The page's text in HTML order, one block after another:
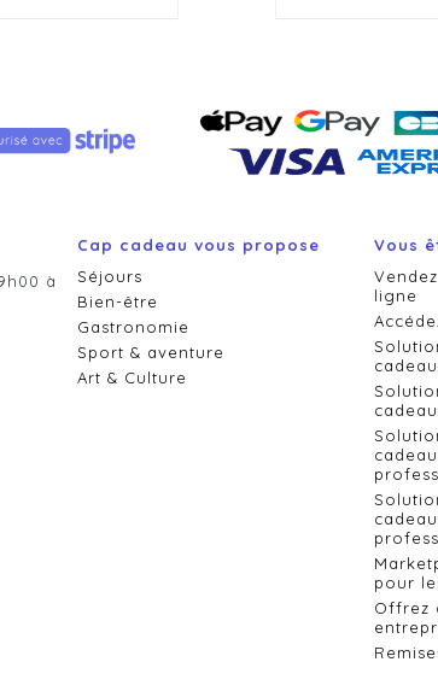
à
Cap cadeau vous propose
Séjours
Bien-être
Gastronomie
Sport & aventure
Art & Culture
Vous
ligne
pour
Offrez